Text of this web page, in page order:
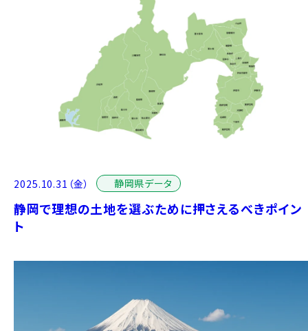
静岡県データ
2025.10.31（金）
静岡で理想の土地を選ぶために押さえるべきポイン
ト